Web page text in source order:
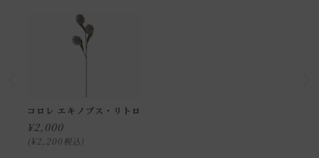
小型商品の日時・時間指定について
申し訳ございませんが、具体的な時間帯指定をしての出荷は
できません。
コロレ エキノプス・リトロ
¥2,000
¥2,200 税込